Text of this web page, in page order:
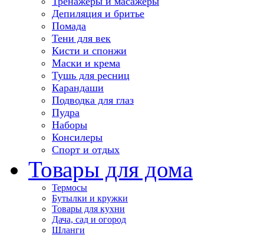
Депиляция и бритье
Помада
Тени для век
Кисти и спонжи
Маски и крема
Тушь для ресниц
Карандаши
Подводка для глаз
Пудра
Наборы
Консилеры
Спорт и отдых
Товары для дома
Термосы
Бутылки и кружки
Товары для кухни
Дача, сад и огород
Шланги